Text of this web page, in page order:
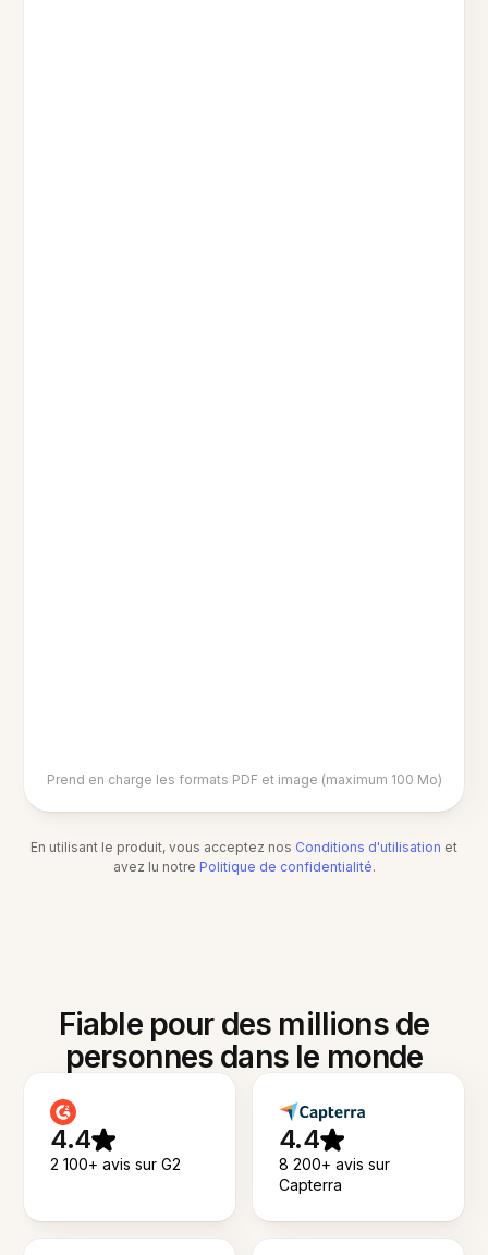
Prend en charge les formats PDF et image (maximum 100 Mo)
En utilisant le produit, vous acceptez nos Conditions d'utilisation et
avez lu notre Politique de confidentialité.
Fiable pour des millions de
personnes dans le monde
4.4
2 100+ avis sur G2
4.4
8 200+ avis sur
Capterra